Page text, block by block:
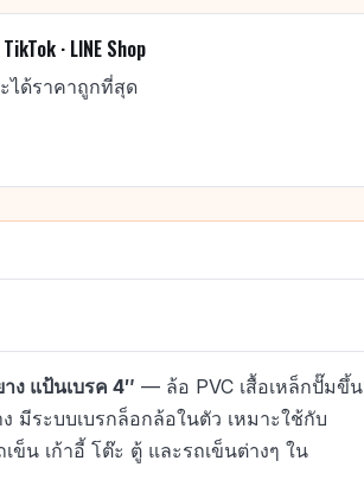
· LINE Shop
ได้ราคาถูกที่สุด
ง แป้นเบรค 4″ — ล้อ PVC เสื้อเหล็กปั๊มขึ้น
มีระบบเบรกล็อกล้อในตัว เหมาะใช้กับ
ข็น เก้าอี้ โต๊ะ ตู้ และรถเข็นต่างๆ ใน